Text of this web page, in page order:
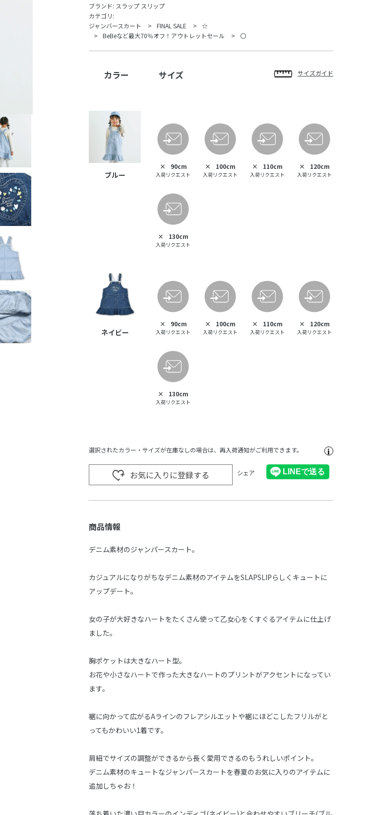
ブランド: スラップ スリップ
カテゴリ:
ジャンバースカート
FINAL SALE
☆
BeBeなど最大70％オフ！アウトレットセール
〇
カラー サイズ サイズガイド
ブルー
× 90cm
入荷リクエスト
× 100cm
入荷リクエスト
× 110cm
入荷リクエスト
× 120cm
入荷リクエスト
× 130cm
入荷リクエスト
ネイビー
× 90cm
入荷リクエスト
× 100cm
入荷リクエスト
× 110cm
入荷リクエスト
× 120cm
入荷リクエスト
× 130cm
入荷リクエスト
選択されたカラー・サイズが在庫なしの場合は、再入荷通知がご利用できます。
お気に入りに登録する シェア
商品情報
デニム素材のジャンパースカート。
カジュアルになりがちなデニム素材のアイテムをSLAPSLIPらしくキュートに
アップデート。
女の子が大好きなハートをたくさん使って乙女心をくすぐるアイテムに仕上げ
ました。
胸ポケットは大きなハート型。
お花や小さなハートで作った大きなハートのプリントがアクセントになってい
ます。
裾に向かって広がるAラインのフレアシルエットや裾にほどこしたフリルがと
ってもかわいい1着です。
肩紐でサイズの調整ができるから長く愛用できるのもうれしいポイント。
デニム素材のキュートなジャンパースカートを春夏のお気に入りのアイテムに
追加しちゃお！